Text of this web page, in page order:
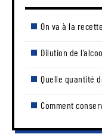
On va à la
Dilution de
Quelle quantité
Comment